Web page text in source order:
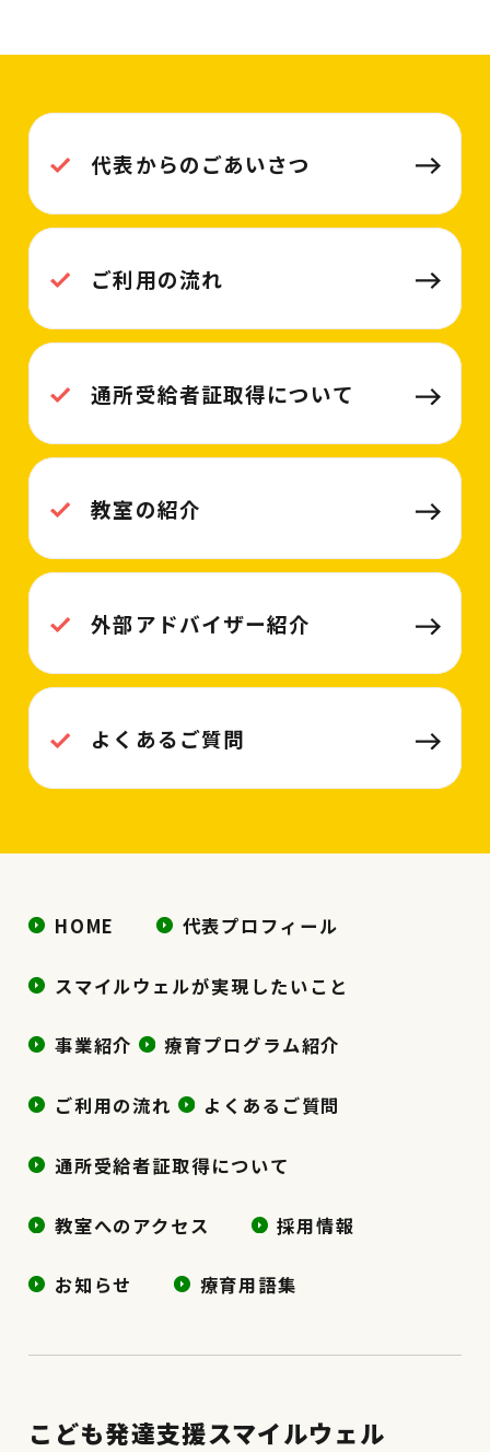
代表からのごあいさつ
ご利用の流れ
通所受給者証取得について
教室の紹介
外部アドバイザー紹介
よくあるご質問
HOME 代表プロフィール
スマイルウェルが実現したいこと
事業紹介 療育プログラム紹介
ご利用の流れ よくあるご質問
通所受給者証取得について
教室へのアクセス 採用情報
お知らせ 療育用語集
こども発達支援スマイルウェル